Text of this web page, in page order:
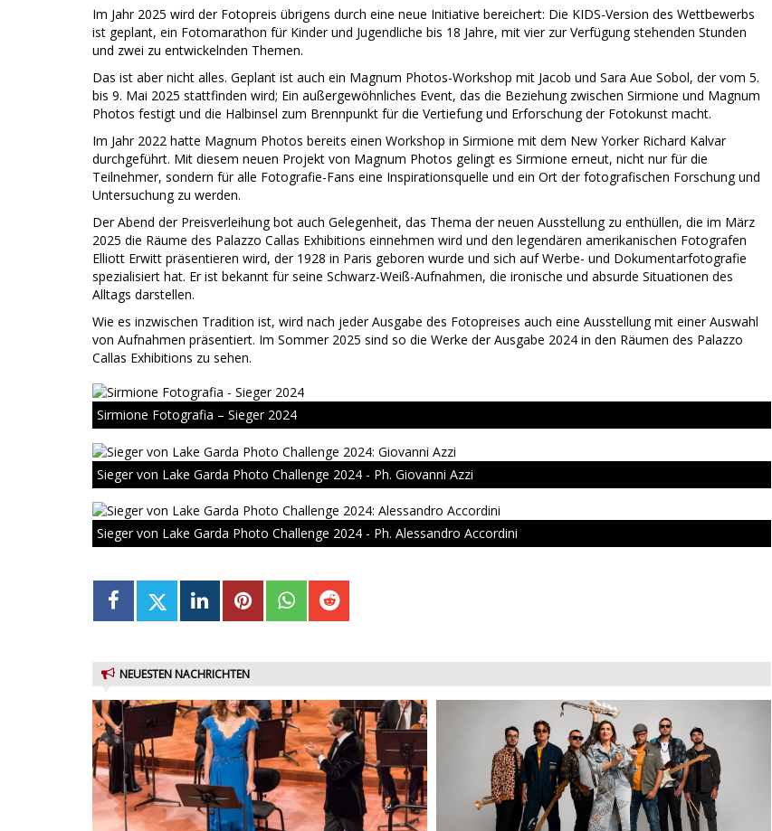
Im Jahr 2025 wird der Fotopreis übrigens durch eine neue Initiative bereichert: Die KIDS-Version des Wettbewerbs
ist geplant, ein Fotomarathon für Kinder und Jugendliche bis 18 Jahre, mit vier zur Verfügung stehenden Stunden
und zwei zu entwickelnden Themen.
Das ist aber nicht alles. Geplant ist auch ein Magnum Photos-Workshop mit Jacob und Sara Aue Sobol, der vom 5.
bis 9. Mai 2025 stattfinden wird; Ein außergewöhnliches Event, das die Beziehung zwischen Sirmione und Magnum
Photos festigt und die Halbinsel zum Brennpunkt für die Vertiefung und Erforschung der Fotokunst macht.
Im Jahr 2022 hatte Magnum Photos bereits einen Workshop in Sirmione mit dem New Yorker Richard Kalvar
durchgeführt. Mit diesem neuen Projekt von Magnum Photos gelingt es Sirmione erneut, nicht nur für die
Teilnehmer, sondern für alle Fotografie-Fans eine Inspirationsquelle und ein Ort der fotografischen Forschung und
Untersuchung zu werden.
Der Abend der Preisverleihung bot auch Gelegenheit, das Thema der neuen Ausstellung zu enthüllen, die im März
2025 die Räume des Palazzo Callas Exhibitions einnehmen wird und den legendären amerikanischen Fotografen
Elliott Erwitt präsentieren wird, der 1928 in Paris geboren wurde und sich auf Werbe- und Dokumentarfotografie
spezialisiert hat. Er ist bekannt für seine Schwarz-Weiß-Aufnahmen, die ironische und absurde Situationen des
Alltags darstellen.
Wie es inzwischen Tradition ist, wird nach jeder Ausgabe des Fotopreises auch eine Ausstellung mit einer Auswahl
von Aufnahmen präsentiert. Im Sommer 2025 sind so die Werke der Ausgabe 2024 in den Räumen des Palazzo
Callas Exhibitions zu sehen.
Sirmione Fotografia – Sieger 2024
Sieger von Lake Garda Photo Challenge 2024 - Ph. Giovanni Azzi
Sieger von Lake Garda Photo Challenge 2024 - Ph. Alessandro Accordini
NEUESTEN NACHRICHTEN